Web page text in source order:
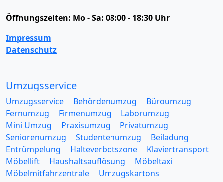
Öffnungszeiten: Mo - Sa: 08:00 - 18:30 Uhr
Impressum
Datenschutz
Umzugsservice
Umzugsservice Behördenumzug
Büroumzug
Fernumzug
Firmenumzug
Laborumzug
Mini Umzug
Praxisumzug
Privatumzug
Seniorenumzug
Studentenumzug
Beiladung
Entrümpelung
Halteverbotszone
Klaviertransport
Möbellift
Haushaltsauflösung
Möbeltaxi
Möbelmitfahrzentrale
Umzugskartons